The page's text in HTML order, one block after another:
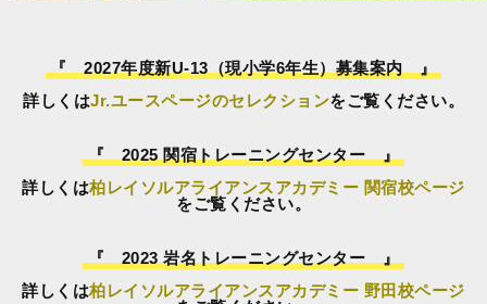
『 2027年度新U-13（現小学6年生）募集案内 』
詳しくはJr.ユースページのセレクションをご覧ください。
『 2025 関宿トレーニングセンター 』
詳しくは柏レイソルアライアンスアカデミー 関宿校ページ
をご覧ください。
『 2023 岩名トレーニングセンター 』
詳しくは柏レイソルアライアンスアカデミー 野田校ページ